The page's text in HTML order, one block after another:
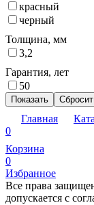
красный
черный
Толщина, мм
3,2
Гарантия, лет
50
Показать
Главная
0
Корзина
0
Избранное
Все права
допускается с